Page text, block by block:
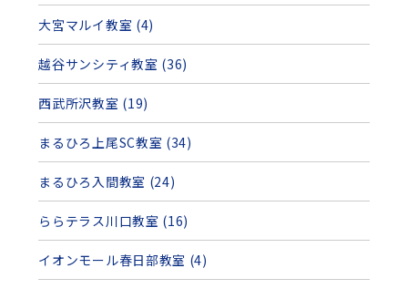
大宮マルイ教室 (4)
越谷サンシティ教室 (36)
西武所沢教室 (19)
まるひろ上尾SC教室 (34)
まるひろ入間教室 (24)
ららテラス川口教室 (16)
イオンモール春日部教室 (4)